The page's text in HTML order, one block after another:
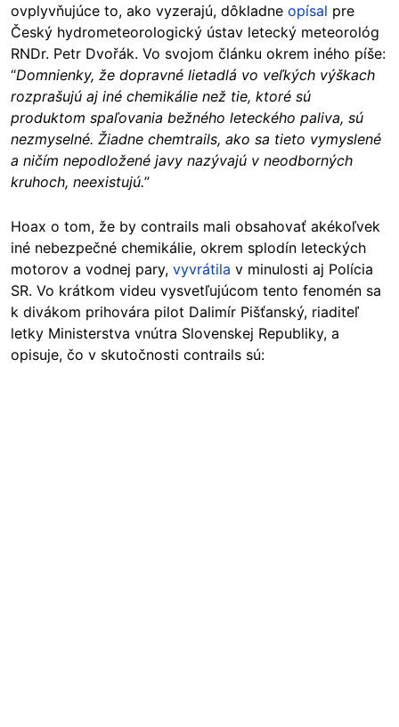
ovplyvňujúce to, ako vyzerajú, dôkladne opísal pre
Český hydrometeorologický ústav letecký meteorológ
RNDr. Petr Dvořák. Vo svojom článku okrem iného píše:
“Domnienky, že dopravné lietadlá vo veľkých výškach
rozprašujú aj iné chemikálie než tie, ktoré sú
produktom spaľovania bežného leteckého paliva, sú
nezmyselné. Žiadne chemtrails, ako sa tieto vymyslené
a ničím nepodložené javy nazývajú v neodborných
kruhoch, neexistujú.”
Hoax o tom, že by contrails mali obsahovať akékoľvek
iné nebezpečné chemikálie, okrem splodín leteckých
motorov a vodnej pary, vyvrátila v minulosti aj Polícia
SR. Vo krátkom videu vysvetľujúcom tento fenomén sa
k divákom prihovára pilot Dalimír Pišťanský, riaditeľ
letky Ministerstva vnútra Slovenskej Republiky, a
opisuje, čo v skutočnosti contrails sú: